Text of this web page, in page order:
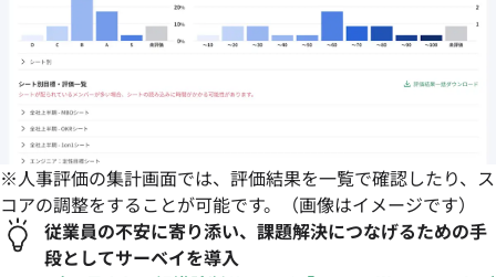
※人事評価の集計画面では、評価結果を一覧で確認したり、ス
コアの調整をすることが可能です。（画像はイメージです）
従業員の不安に寄り添い、課題解決につなげるための手
段としてサーベイを導入